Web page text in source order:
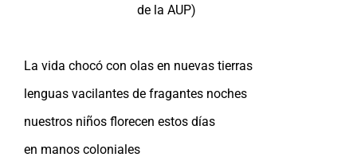
de la AUP)
La vida chocó con olas en nuevas tierras
lenguas vacilantes de fragantes noches
nuestros niños florecen estos días
en manos coloniales